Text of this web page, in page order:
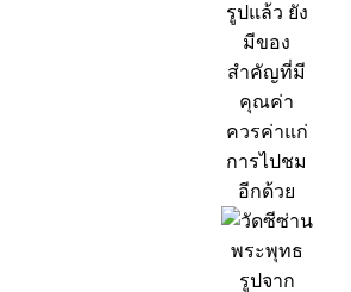
รูปแล้ว ยัง
มีของ
สำคัญที่มี
คุณค่า
ควรค่าแก่
การไปชม
อีกด้วย
พระพุทธ
รูปจาก